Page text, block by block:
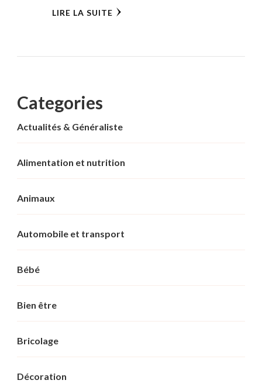
LIRE LA SUITE
Categories
Actualités & Généraliste
Alimentation et nutrition
Animaux
Automobile et transport
Bébé
Bien être
Bricolage
Décoration